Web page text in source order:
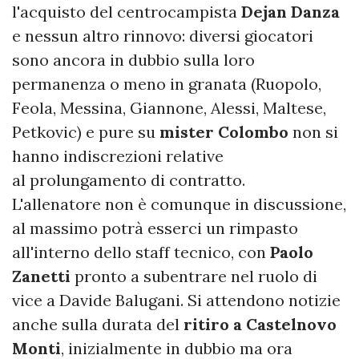
l'acquisto del centrocampista Dejan Danza
e nessun altro rinnovo: diversi giocatori
sono ancora in dubbio sulla loro
permanenza o meno in granata (Ruopolo,
Feola, Messina, Giannone, Alessi, Maltese,
Petkovic) e pure su mister Colombo non si
hanno indiscrezioni relative
al prolungamento di contratto.
L'allenatore non è comunque in discussione,
al massimo potrà esserci un rimpasto
all'interno dello staff tecnico, con Paolo
Zanetti pronto a subentrare nel ruolo di
vice a Davide Balugani. Si attendono notizie
anche sulla durata del ritiro a Castelnovo
Monti, inizialmente in dubbio ma ora